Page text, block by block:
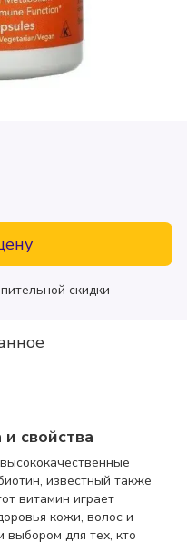
скидки
свойства
известный также
витамин играет
кожи, волос и
выбором для тех, кто